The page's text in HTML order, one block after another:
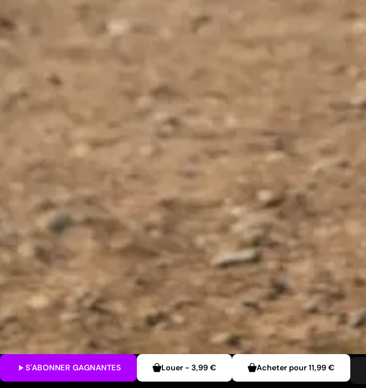
S'ABONNER GAGNANTES Louer - 3,99 € Acheter pour11,99 €